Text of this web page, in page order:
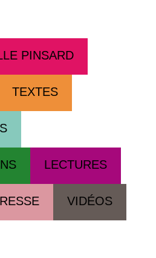
PINSARD
TEXTES
LECTURES
VIDÉOS